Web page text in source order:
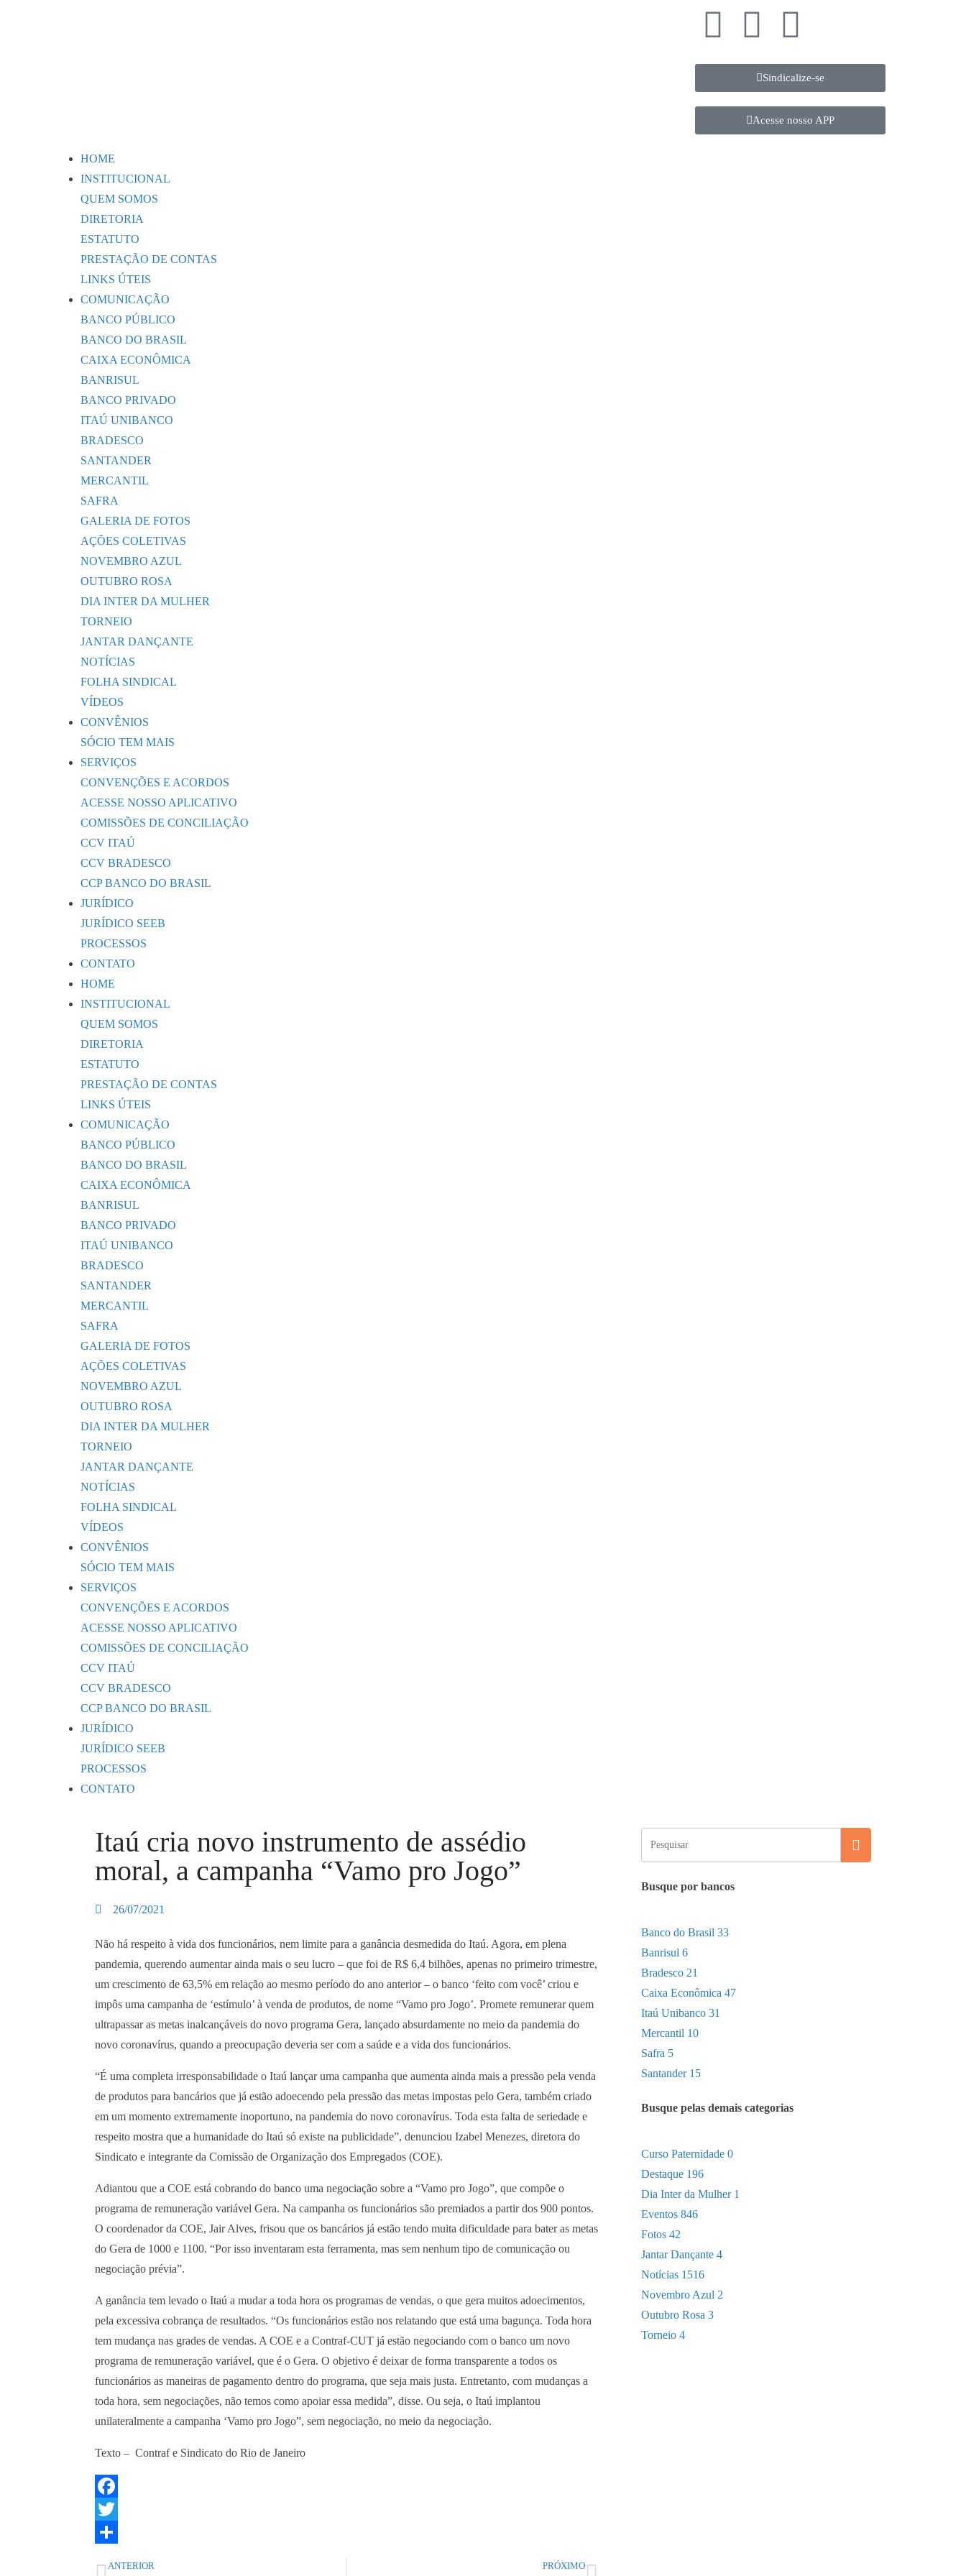
Sindicalize-se
Acesse nosso APP
HOME
INSTITUCIONAL
QUEM SOMOS
DIRETORIA
ESTATUTO
PRESTAÇÃO DE CONTAS
LINKS ÚTEIS
COMUNICAÇÃO
BANCO PÚBLICO
BANCO DO BRASIL
CAIXA ECONÔMICA
BANRISUL
BANCO PRIVADO
ITAÚ UNIBANCO
BRADESCO
SANTANDER
MERCANTIL
SAFRA
GALERIA DE FOTOS
AÇÕES COLETIVAS
NOVEMBRO AZUL
OUTUBRO ROSA
DIA INTER DA MULHER
TORNEIO
JANTAR DANÇANTE
NOTÍCIAS
FOLHA SINDICAL
VÍDEOS
CONVÊNIOS
SÓCIO TEM MAIS
SERVIÇOS
CONVENÇÕES E ACORDOS
ACESSE NOSSO APLICATIVO
COMISSÕES DE CONCILIAÇÃO
CCV ITAÚ
CCV BRADESCO
CCP BANCO DO BRASIL
JURÍDICO
JURÍDICO SEEB
PROCESSOS
CONTATO
HOME
INSTITUCIONAL
QUEM SOMOS
DIRETORIA
ESTATUTO
PRESTAÇÃO DE CONTAS
LINKS ÚTEIS
COMUNICAÇÃO
BANCO PÚBLICO
BANCO DO BRASIL
CAIXA ECONÔMICA
BANRISUL
BANCO PRIVADO
ITAÚ UNIBANCO
BRADESCO
SANTANDER
MERCANTIL
SAFRA
GALERIA DE FOTOS
AÇÕES COLETIVAS
NOVEMBRO AZUL
OUTUBRO ROSA
DIA INTER DA MULHER
TORNEIO
JANTAR DANÇANTE
NOTÍCIAS
FOLHA SINDICAL
VÍDEOS
CONVÊNIOS
SÓCIO TEM MAIS
SERVIÇOS
CONVENÇÕES E ACORDOS
ACESSE NOSSO APLICATIVO
COMISSÕES DE CONCILIAÇÃO
CCV ITAÚ
CCV BRADESCO
CCP BANCO DO BRASIL
JURÍDICO
JURÍDICO SEEB
PROCESSOS
CONTATO
Itaú cria novo instrumento de assédio
moral, a campanha “Vamo pro Jogo”
26/07/2021
Não há respeito à vida dos funcionários, nem limite para a ganância desmedida do Itaú. Agora, em plena
pandemia, querendo aumentar ainda mais o seu lucro – que foi de R$ 6,4 bilhões, apenas no primeiro trimestre,
um crescimento de 63,5% em relação ao mesmo período do ano anterior – o banco ‘feito com você’ criou e
impôs uma campanha de ‘estímulo’ à venda de produtos, de nome “Vamo pro Jogo’. Promete remunerar quem
ultrapassar as metas inalcançáveis do novo programa Gera, lançado absurdamente no meio da pandemia do
novo coronavírus, quando a preocupação deveria ser com a saúde e a vida dos funcionários.
“É uma completa irresponsabilidade o Itaú lançar uma campanha que aumenta ainda mais a pressão pela venda
de produtos para bancários que já estão adoecendo pela pressão das metas impostas pelo Gera, também criado
em um momento extremamente inoportuno, na pandemia do novo coronavírus. Toda esta falta de seriedade e
respeito mostra que a humanidade do Itaú só existe na publicidade”, denunciou Izabel Menezes, diretora do
Sindicato e integrante da Comissão de Organização dos Empregados (COE).
Adiantou que a COE está cobrando do banco uma negociação sobre a “Vamo pro Jogo”, que compõe o
programa de remuneração variável Gera. Na campanha os funcionários são premiados a partir dos 900 pontos.
O coordenador da COE, Jair Alves, frisou que os bancários já estão tendo muita dificuldade para bater as metas
do Gera de 1000 e 1100. “Por isso inventaram esta ferramenta, mas sem nenhum tipo de comunicação ou
negociação prévia”.
A ganância tem levado o Itaú a mudar a toda hora os programas de vendas, o que gera muitos adoecimentos,
pela excessiva cobrança de resultados. “Os funcionários estão nos relatando que está uma bagunça. Toda hora
tem mudança nas grades de vendas. A COE e a Contraf-CUT já estão negociando com o banco um novo
programa de remuneração variável, que é o Gera. O objetivo é deixar de forma transparente a todos os
funcionários as maneiras de pagamento dentro do programa, que seja mais justa. Entretanto, com mudanças a
toda hora, sem negociações, não temos como apoiar essa medida”, disse. Ou seja, o Itaú implantou
unilateralmente a campanha ‘Vamo pro Jogo”, sem negociação, no meio da negociação.
Texto – Contraf e Sindicato do Rio de Janeiro
F
T
ANTERIOR PRÓXIMO
Busque por bancos
Banco do Brasil 33
Banrisul 6
Bradesco 21
Caixa Econômica 47
Itaú Unibanco 31
Mercantil 10
Safra 5
Santander 15
Busque pelas demais categorias
Curso Paternidade 0
Destaque 196
Dia Inter da Mulher 1
Eventos 846
Fotos 42
Jantar Dançante 4
Notícias 1516
Novembro Azul 2
Outubro Rosa 3
Torneio 4